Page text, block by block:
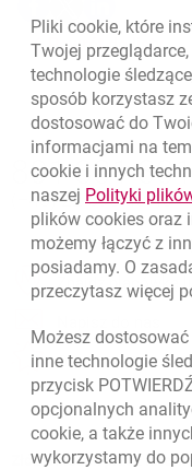
otwiera się w nowej
otwiera się w
otwiera się w
Powrót do listy
Nawigacja
Zadzwoń do nas
801 331 331
(+48) 22 598 40 40
Znajdź placówkę
Oceń nas otwiera
Złóż wniosek przez
Pliki cookie, które
Twojej
technologie
sposób korzystasz
dostosować do
informacjami na
cookie i innych
naszej Polityki
plików cookies oraz
możemy łączyć z
posiadamy. O
przeczytasz więcej
Możesz
inne technologie
przycisk
opcjonalnych
cookie, a także
wykorzystamy do